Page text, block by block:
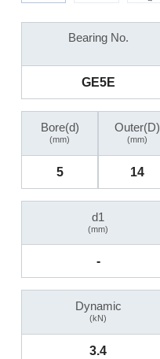
Bearing No.
GE5E
Bore(d)
(mm)
5
Outer(D)
(mm)
14
d1
(mm)
-
Dynamic
(kN)
3.4